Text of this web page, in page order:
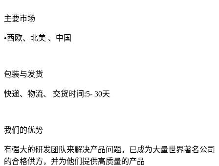
主要市场
•西欧、北美 、中国
包装与发货
快递、物流、 交货时间:5- 30天
我们的优势
有强大的研发团队来解决产品问题，已成为大量世界著名公司
的合格供方，并为他们提供高质量的产品